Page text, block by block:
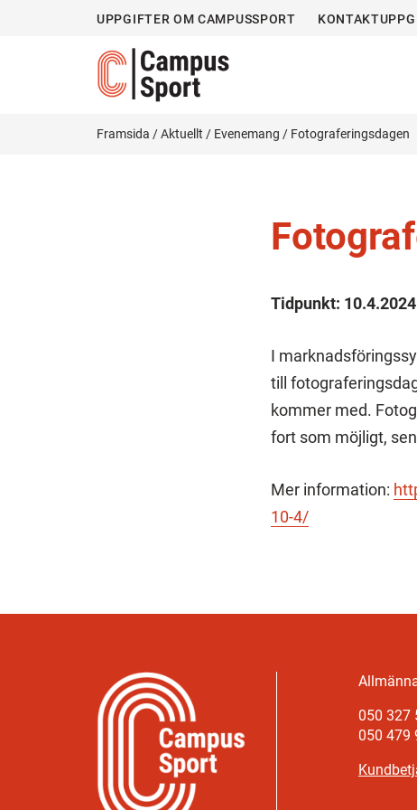
UPPGIFTER OM CAMPUSSPORT
Framsida /Aktuellt / Evenemang / Fotograferingsdagen
Tidpunkt: 10.4.2024
I
till
kommer med.
fort som möjligt,
Mer information:
10-4/
050 327
050 479